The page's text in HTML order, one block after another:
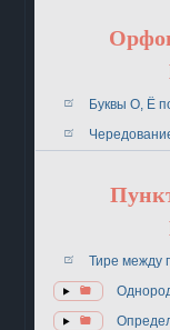
Буквы О, Ё
Тире между